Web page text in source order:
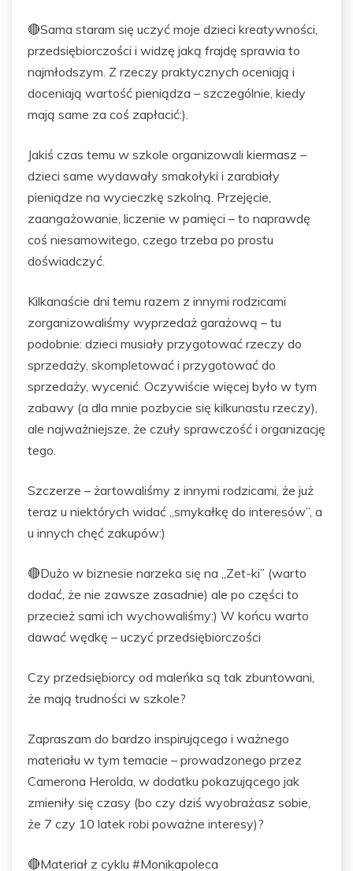
🔴Sama staram się uczyć moje dzieci kreatywności,
przedsiębiorczości i widzę jaką frajdę sprawia to
najmłodszym. Z rzeczy praktycznych oceniają i
doceniają wartość pieniądza – szczególnie, kiedy
mają same za coś zapłacić:).
Jakiś czas temu w szkole organizowali kiermasz –
dzieci same wydawały smakołyki i zarabiały
pieniądze na wycieczkę szkolną. Przejęcie,
zaangażowanie, liczenie w pamięci – to naprawdę
coś niesamowitego, czego trzeba po prostu
doświadczyć.
Kilkanaście dni temu razem z innymi rodzicami
zorganizowaliśmy wyprzedaż garażową – tu
podobnie: dzieci musiały przygotować rzeczy do
sprzedaży, skompletować i przygotować do
sprzedaży, wycenić. Oczywiście więcej było w tym
zabawy (a dla mnie pozbycie się kilkunastu rzeczy),
ale najważniejsze, że czuły sprawczość i organizację
tego.
Szczerze – żartowaliśmy z innymi rodzicami, że już
teraz u niektórych widać „smykałkę do interesów”, a
u innych chęć zakupów:)
🔴Dużo w biznesie narzeka się na „Zet-ki” (warto
dodać, że nie zawsze zasadnie) ale po części to
przecież sami ich wychowaliśmy:) W końcu warto
dawać wędkę – uczyć przedsiębiorczości
Czy przedsiębiorcy od maleńka są tak zbuntowani,
że mają trudności w szkole?
Zapraszam do bardzo inspirującego i ważnego
materiału w tym temacie – prowadzonego przez
Camerona Herolda, w dodatku pokazującego jak
zmieniły się czasy (bo czy dziś wyobrażasz sobie,
że 7 czy 10 latek robi poważne interesy)?
🔴Materiał z cyklu #Monikapoleca